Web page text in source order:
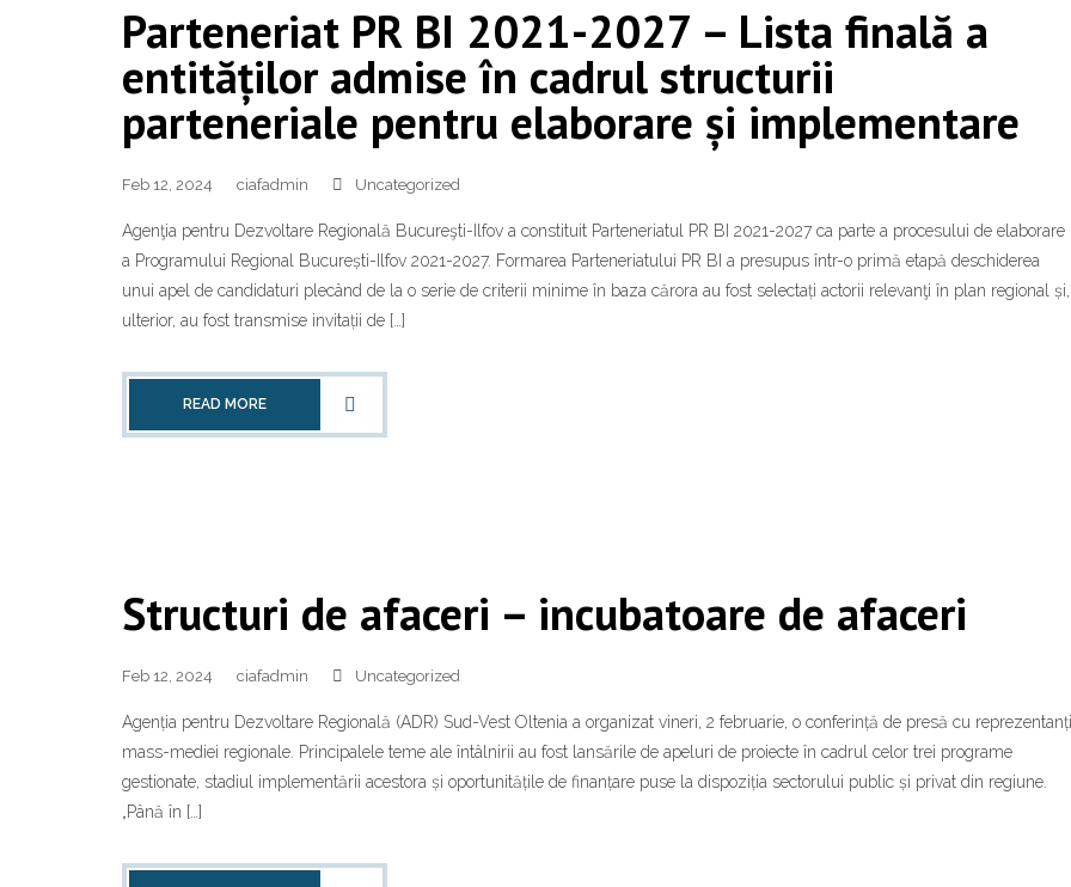
Parteneriat PR BI 2021-2027 – Lista finală a
entităților admise în cadrul structurii
parteneriale pentru elaborare și implementare
Feb 12, 2024 ciafadmin Uncategorized
Agenţia pentru Dezvoltare Regională Bucureşti-Ilfov a constituit Parteneriatul PR BI 2021-2027 ca parte a procesului de elaborare
a Programului Regional București-Ilfov 2021-2027. Formarea Parteneriatului PR BI a presupus într-o primă etapă deschiderea
unui apel de candidaturi plecând de la o serie de criterii minime în baza cărora au fost selectați actorii relevanţi în plan regional și,
ulterior, au fost transmise invitații de […]
READ MORE
Structuri de afaceri – incubatoare de afaceri
Feb 12, 2024 ciafadmin Uncategorized
Agenția pentru Dezvoltare Regională (ADR) Sud-Vest Oltenia a organizat vineri, 2 februarie, o conferință de presă cu
mass-mediei regionale. Principalele teme ale întâlnirii au fost lansările de apeluri de proiecte în cadrul celor trei programe
gestionate, stadiul implementării acestora și oportunitățile de finanțare puse la dispoziția sectorului public și privat din regiune.
„Până în […]